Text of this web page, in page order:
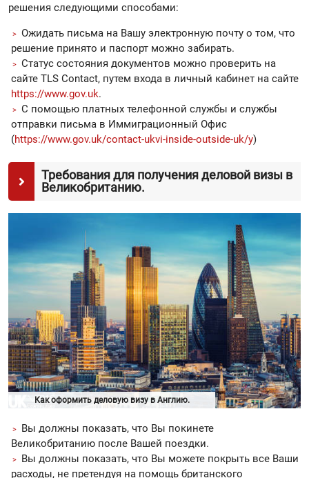
решения следующими способами:
Ожидать письма на Вашу электронную почту о том, что
решение принято и паспорт можно забирать.
Статус состояния документов можно проверить на
сайте TLS Contact, путем входа в личный кабинет на сайте
https://www.gov.uk.
C помощью платных телефонной службы и службы
отправки письма в Иммиграционный Офис
(https://www.gov.uk/contact-ukvi-inside-outside-uk/y)
Требования для получения деловой визы в
Великобританию.
Как оформить деловую визу в Англию.
Вы должны показать, что Вы покинете
Великобританию после Вашей поездки.
Вы должны показать, что Вы можете покрыть все Ваши
расходы, не претендуя на помощь британского